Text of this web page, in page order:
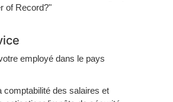
of Record?"
employé dans le pays
comptabilité des salaires et